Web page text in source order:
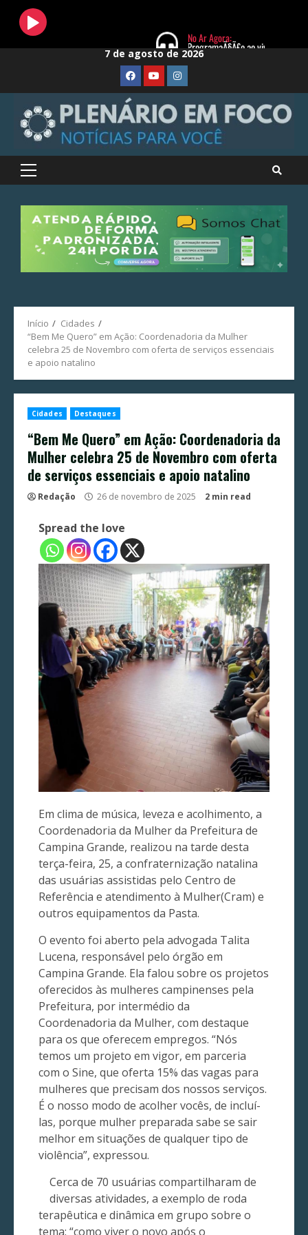
Skip
7 de agosto de 2026
FaceBook
YoutubeInstagram
Primary
Início
Cidades
“Bem Me Quero” em Ação: Coordenadoria da Mulher
celebra 25 de Novembro com oferta de serviços essenciais
e apoio natalino
Cidades Destaques
“Bem Me Quero” em Ação: Coordenadoria da
Mulher celebra 25 de Novembro com oferta
de serviços essenciais e apoio natalino
Redação 26 de novembro de 2025 2 min read
Spread the love
Em clima de música, leveza e acolhimento, a
Coordenadoria da Mulher da Prefeitura de
Campina Grande, realizou na tarde desta
terça-feira, 25, a confraternização natalina
das usuárias assistidas pelo Centro de
Referência e atendimento à Mulher(Cram) e
outros equipamentos da Pasta.
O evento foi aberto pela advogada Talita
Lucena, responsável pelo órgão em
Campina Grande. Ela falou sobre os projetos
oferecidos às mulheres campinenses pela
Prefeitura, por intermédio da
Coordenadoria da Mulher, com destaque
para os que oferecem empregos. “Nós
temos um projeto em vigor, em parceria
com o Sine, que oferta 15% das vagas para
mulheres que precisam dos nossos serviços.
É o nosso modo de acolher vocês, de incluí-
las, porque mulher preparada sabe se sair
melhor em situações de qualquer tipo de
violência”, expressou.
Cerca de 70 usuárias compartilharam de
diversas atividades, a exemplo de roda
terapêutica e dinâmica em grupo sobre o
tema: “como viver o novo após o